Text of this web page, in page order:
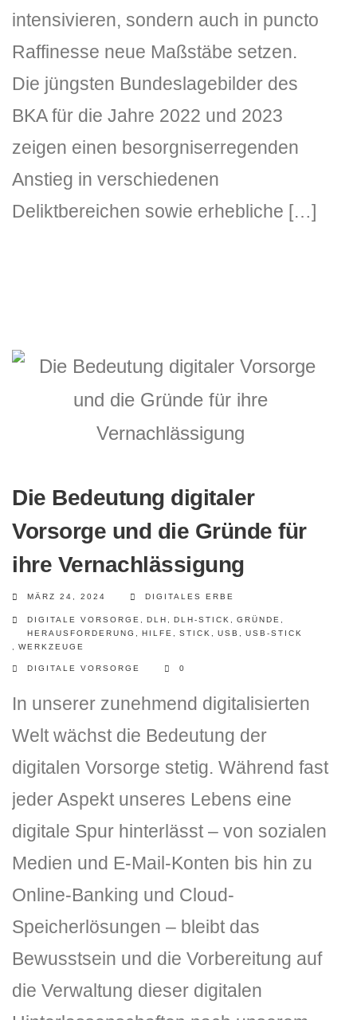
intensivieren, sondern auch in puncto
Raffinesse neue Maßstäbe setzen.
Die jüngsten Bundeslagebilder des
BKA für die Jahre 2022 und 2023
zeigen einen besorgniserregenden
Anstieg in verschiedenen
Deliktbereichen sowie erhebliche […]
Die Bedeutung digitaler
Vorsorge und die Gründe für
ihre Vernachlässigung
MÄRZ 24, 2024 DIGITALES ERBE
DIGITALE VORSORGE DLH DLH-STICK GRÜNDE
HERAUSFORDERUNG
HILFE STICK USB
USB-STICK
WERKZEUGE
DIGITALE VORSORGE 0
In unserer zunehmend digitalisierten
Welt wächst die Bedeutung der
digitalen Vorsorge stetig. Während fast
jeder Aspekt unseres Lebens eine
digitale Spur hinterlässt – von sozialen
Medien und E-Mail-Konten bis hin zu
Online-Banking und Cloud-
Speicherlösungen – bleibt das
Bewusstsein und die Vorbereitung auf
die Verwaltung dieser digitalen